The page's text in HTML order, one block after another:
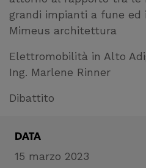
grandi impianti a fune ed
Mimeus architettura
Elettromobilità in Alto
Ing. Marlene Rinner
Dibattito
DATA
15 marzo 2023